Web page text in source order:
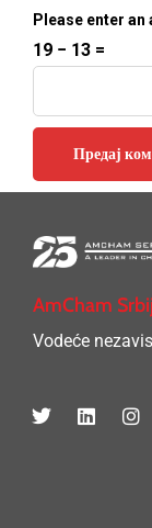
Please enter
19 − 13 =
AmCham
Vodeće